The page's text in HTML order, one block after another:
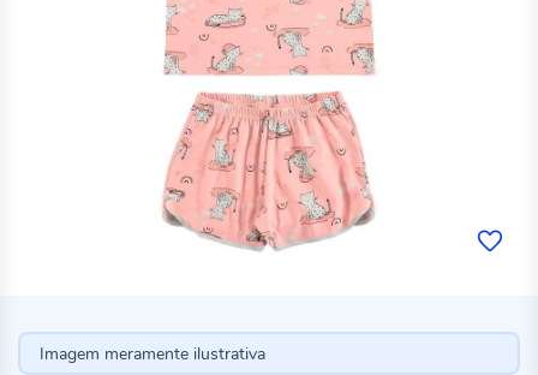
Imagem meramente ilustrativa